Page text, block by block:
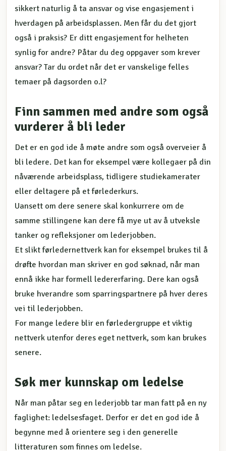
sikkert naturlig å ta ansvar og vise engasjement i
hverdagen på arbeidsplassen. Men får du det gjort
også i praksis? Er ditt engasjement for helheten
synlig for andre? Påtar du deg oppgaver som krever
ansvar? Tar du ordet når det er vanskelige felles
temaer på dagsorden o.l?
Finn sammen med andre som også
vurderer å bli leder
Det er en god ide å møte andre som også overveier å
bli ledere. Det kan for eksempel være kollegaer på din
nåværende arbeidsplass, tidligere studiekamerater
eller deltagere på et førlederkurs.
Uansett om dere senere skal konkurrere om de
samme stillingene kan dere få mye ut av å utveksle
tanker og refleksjoner om lederjobben.
Et slikt førledernettverk kan for eksempel brukes til å
drøfte hvordan man skriver en god søknad, når man
ennå ikke har formell ledererfaring. Dere kan også
bruke hverandre som sparringspartnere på hver deres
vei til lederjobben.
For mange ledere blir en førledergruppe et viktig
nettverk utenfor deres eget nettverk, som kan brukes
senere.
Søk mer kunnskap om ledelse
Når man påtar seg en lederjobb tar man fatt på en ny
faglighet: ledelsesfaget. Derfor er det en god ide å
begynne med å orientere seg i den generelle
litteraturen som finnes om ledelse.